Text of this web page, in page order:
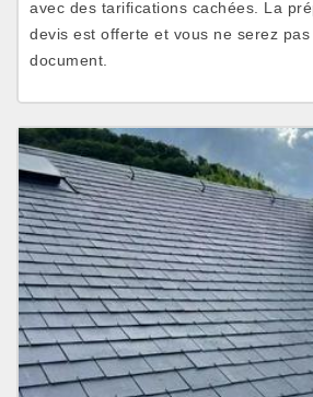
avec des tarifications cachées. La
devis est offerte et vous ne serez
document.